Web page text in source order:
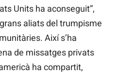
Units ha aconseguit”,
aliats del trumpisme
Així s’ha
de missatges privats
ha compartit,